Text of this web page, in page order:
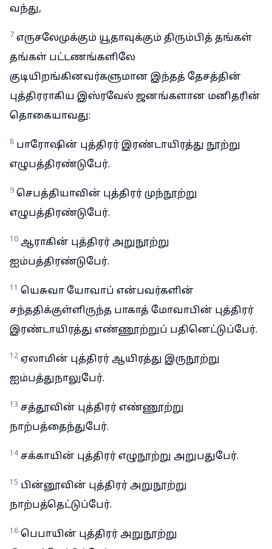
வந்து,
7 எருசலேமுக்கும் யூதாவுக்கும் திரும்பித் தங்கள்
தங்கள் பட்டணங்களிலே
குடியிறங்கினவர்களுமான இந்தத் தேசத்தின்
புத்திரராகிய இஸ்ரவேல் ஜனங்களான மனிதரின்
தொகையாவது:
8 பாரோஷின் புத்திரர் இரண்டாயிரத்து நூற்று
எழுபத்திரண்டுபேர்.
9 செபத்தியாவின் புத்திரர் முந்நூற்று
எழுபத்திரண்டுபேர்.
10 ஆராகின் புத்திரர் அறுநூற்று
ஐம்பத்திரண்டுபேர்.
11 யெசுவா யோவாப் என்பவர்களின்
சந்ததிக்குள்ளிருந்த பாகாத் மோவாபின் புத்திரர்
இரண்டாயிரத்து எண்ணூற்றுப் பதினெட்டுப்பேர்.
12 ஏலாமின் புத்திரர் ஆயிரத்து இருநூற்று
ஐம்பத்துநாலுபேர்.
13 சத்தூவின் புத்திரர் எண்ணூற்று
நாற்பத்தைந்துபேர்.
14 சக்காயின் புத்திரர் எழுநூற்று அறுபதுபேர்.
15 பின்னூவின் புத்திரர் அறுநூற்று
நாற்பத்தெட்டுப்பேர்.
16 பெபாயின் புத்திரர் அறுநூற்று